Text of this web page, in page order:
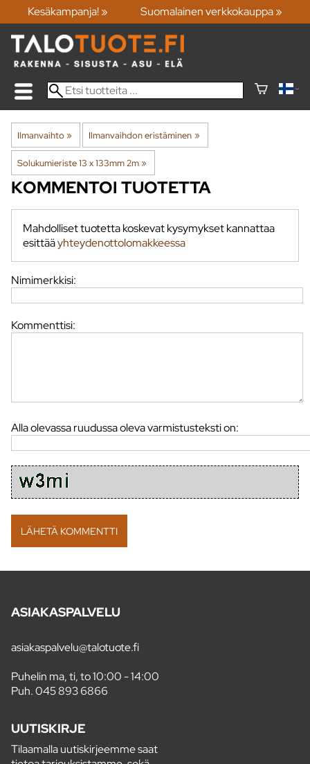
Kesäkampanja! » Suomalainen verkkokauppa »
Ilmanvaihto‪» Ilmanvaihdon eristäminen ‪»
Solukumieriste 13 x 133mm 2m‪»
KOMMENTOI TUOTETTA
Mahdolliset tuotetta koskevat kysymykset kannattaa
esittääyhteydenottolomakkeessa
Nimimerkkisi:
Kommenttisi:
Alla olevassa ruudussa oleva varmistusteksti on:
ASIAKASPALVELU
asiakaspalvelu@talotuote.fi
Puhelin ma, ti, to 10:00 - 14:00
Puh.045 893 6866
UUTISKIRJE
Tilaamalla uutiskirjeemme saat